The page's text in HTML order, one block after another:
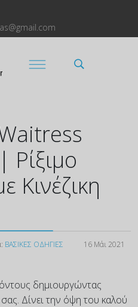
Ρίξιμο
Κινέζικη
ΒΑΣΙΚΕΣ ΟΔΗΓΙΕΣ
16 Μάι 2021
δημιουργώντας
Δίνει την όψη του καλού